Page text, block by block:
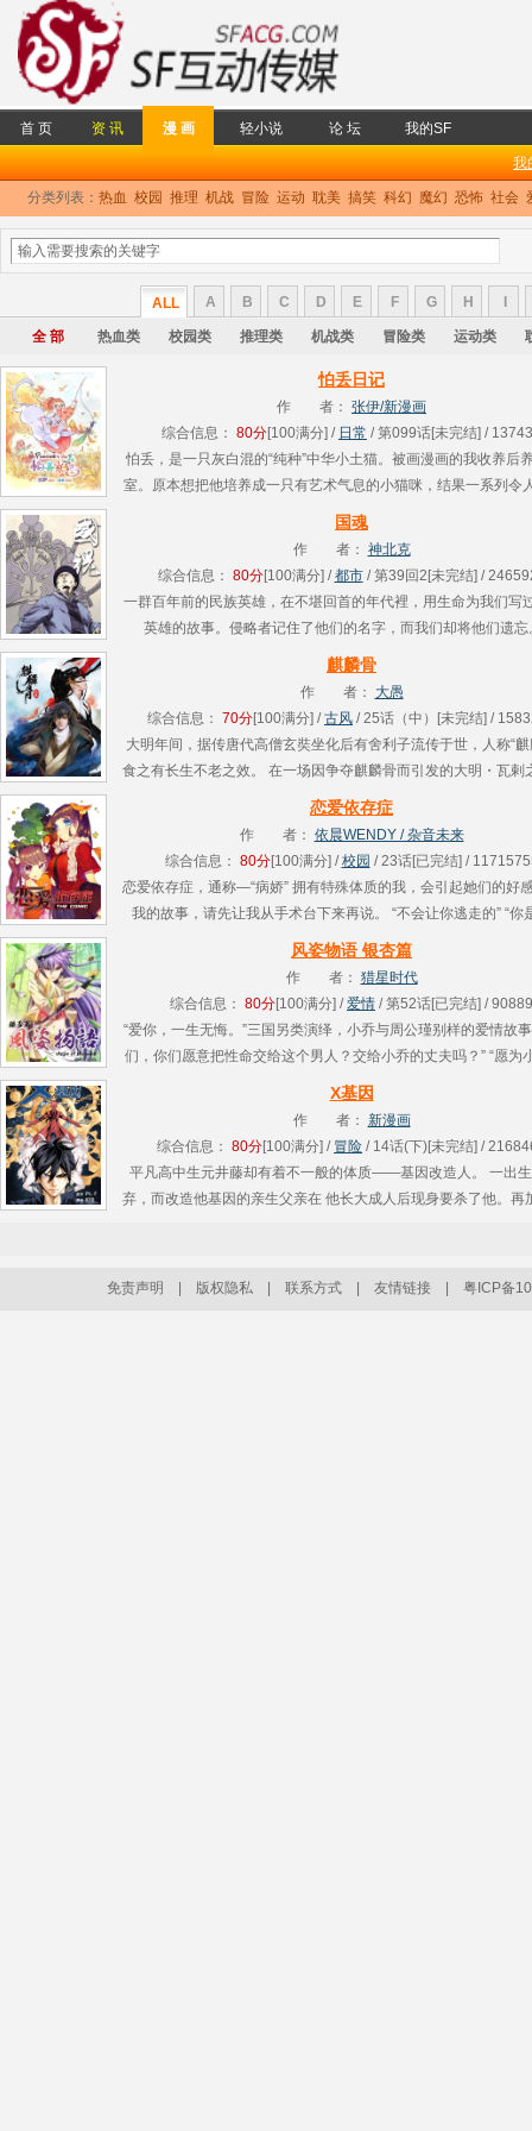
首 页 资 讯 漫 画 轻小说 论 坛 我的SF
我
分类列表： 热血 校园 推理 机战 冒险 运动 耽美 搞笑 科幻 魔幻 恐怖 社会
ALL A B C D E F G H
全 部 热血类 校园类 推理类 机战类 冒险类 运动类
怕丢日记
作 者： 张伊/新漫画
综合信息： 80分[100满分] / 日常 / 第099话[未完结] /
怕丢，是一只灰白混的“纯种”中华小土猫。被画漫画的我收养后
室。原本想把他培养成一只有艺术气息的小猫咪，结果一系列令
得的事情接连发生：尿原稿，啃数据线，打碎东西，抓蚂蚱……
国魂
作 者： 神北克
综合信息： 80分[100满分] /都市/ 第39回2[未完结] /
一群百年前的民族英雄，在不堪回首的年代裡，用生命为我们写
英雄的故事。侵略者记住了他们的名字，而我们却将他们遗忘
麒麟骨
作 者：
大愚
综合信息： 70分[100满分] /古风 / 25话（中）[未完结] /
大明年间，据传唐代高僧玄奘坐化后有舍利子流传于世，人称“麒
食之有长生不老之效。 在一场因争夺麒麟骨而引发的大明・瓦剌
明军大败，御驾亲征的明英宗睿皇帝朱祁镇亦传阵亡。 在此期间
恋爱依存症
作 者： 依晨WENDY / 杂音未来
综合信息： 80分[100满分] /校园 / 23话[已完结] /
恋爱依存症，通称—“病娇” 拥有特殊体质的我，会引起她们的好
我的故事，请先让我从手术台下来再说。 “不会让你逃走的” “你
“不会把你交给任何人！” “死都要在一起，一定哦！” 少女
风姿物语 银杏篇
作 者： 猎星时代
综合信息： 80分[100满分] /爱情 / 第52话[已完结] / 90889
“爱你，一生无悔。”三国另类演绎，小乔与周公瑾别样的爱情故
们，你们愿意把性命交给这个男人？交给小乔的丈夫吗？” “愿为
效死！”其实……周铁面是风之大陆FFF团最强战士和坚定的信仰
X基因
作 者： 新漫画
综合信息： 80分[100满分] / 冒险 / 14话(下)[未完结] /
平凡高中生元井藤却有着不一般的体质——基因改造人。 一出
弃，而改造他基因的亲生父亲在 他长大成人后现身要杀了他。再
免责声明 版权隐私 联系方式 友情链接 粤ICP备